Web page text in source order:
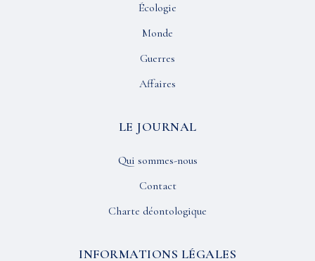
Écologie
Monde
Guerres
Affaires
LE JOURNAL
Qui sommes-nous
Contact
Charte déontologique
INFORMATIONS LÉGALES